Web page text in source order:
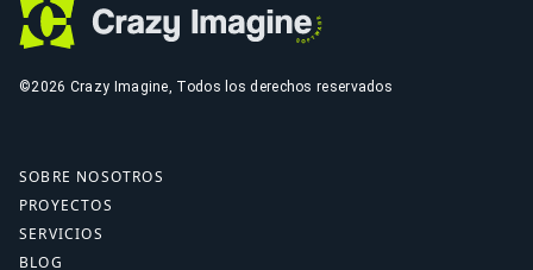
©2026 Crazy Imagine, Todos los derechos reservados
SOBRE NOSOTROS
PROYECTOS
SERVICIOS
BLOG